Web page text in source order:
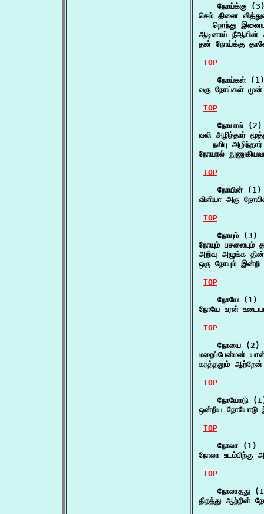
நோய்க்கு
செம் தினை
நொந்து
ஆடினாய்
தன் நோய்க்கு
TOP
    நோய்கள் (1)
வரு நோய்கள் முன்
TOP
    நோயால் (2)
வலி அழிந்தார்
நலிபு
நோயால்
TOP
    நோயின் (1)
விளியா அரு
TOP
    நோயும் (3)
நோயும் பசலையும்
அறிவு அழுங்க
ஒரு நோயும்
TOP
    நோயே (1)
நோயே உரன்
TOP
    நோயை (2)
மறைப்பேன்மன்
கரத்தலும்
TOP
நோயோடு
ஒன்றிய நோயோடு
TOP
    நோலா (1)
நோலா உடம்பிற்கு
TOP
நோலாதது
திறத்து ஆற்றின்